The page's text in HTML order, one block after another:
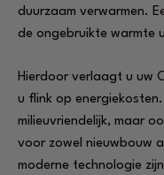
duurzaam verwarmen.
de ongebruikte warmte
Hierdoor verlaagt u uw
u flink op
milieuvriendelijk, maar
voor zowel nieuwbouw
moderne technologie